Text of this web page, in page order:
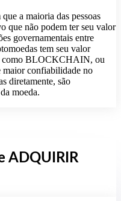
a maioria das pessoas
que não podem ter seu valor
governamentais entre
tem seu valor
como BLOCKCHAIN, ou
maior confiabilidade no
diretamente, são
moeda.
ADQUIRIR